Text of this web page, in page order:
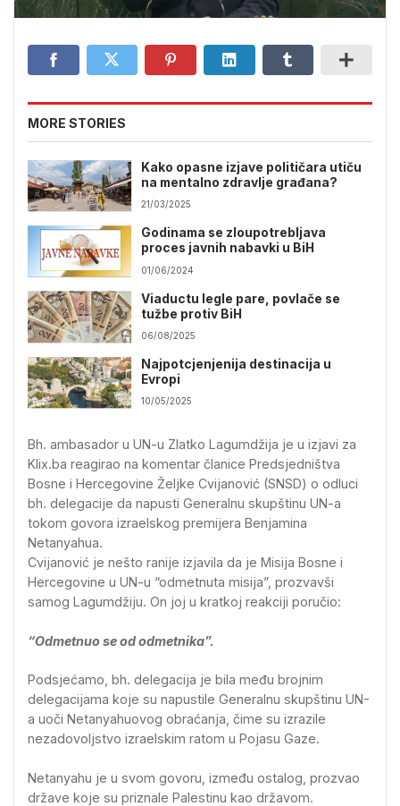
MORE STORIES
Kako opasne izjave političara utiču
na mentalno zdravlje građana?
21/03/2025
Godinama se zloupotrebljava
proces javnih nabavki u BiH
01/06/2024
Viaductu legle pare, povlače se
tužbe protiv BiH
06/08/2025
Najpotcjenjenija destinacija u
Evropi
10/05/2025
Bh. ambasador u UN-u Zlatko Lagumdžija je u izjavi za
Klix.ba reagirao na komentar članice Predsjedništva
Bosne i Hercegovine Željke Cvijanović (SNSD) o odluci
bh. delegacije da napusti Generalnu skupštinu UN-a
tokom govora izraelskog premijera Benjamina
Netanyahua.
Cvijanović je nešto ranije izjavila da je Misija Bosne i
Hercegovine u UN-u “odmetnuta misija”, prozvavši
samog Lagumdžiju. On joj u kratkoj reakciji poručio:
“Odmetnuo se od odmetnika”.
Podsjećamo, bh. delegacija je bila među brojnim
delegacijama koje su napustile Generalnu skupštinu UN-
a uoči Netanyahuovog obraćanja, čime su izrazile
nezadovoljstvo izraelskim ratom u Pojasu Gaze.
Netanyahu je u svom govoru, između ostalog, prozvao
države koje su priznale Palestinu kao državom.